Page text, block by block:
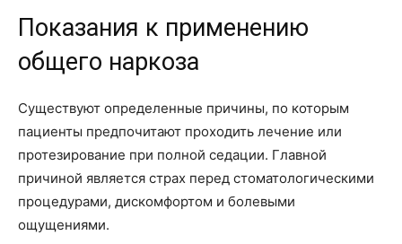
Показания к применению
общего наркоза
Существуют определенные причины, по которым
пациенты предпочитают проходить лечение или
протезирование при полной седации. Главной
причиной является страх перед стоматологическими
процедурами, дискомфортом и болевыми
ощущениями.